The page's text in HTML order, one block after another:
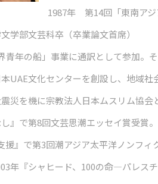
1987年 第14回「東南アジ
学部文芸科卒（卒業論文首席）
年の船」事業に通訳として参加。
UAE文化センターを創設し、地域社
災を機に宗教法人日本ムスリム協会
』で第8回文芸思潮エッセイ賞受賞
』 で第3回潮アジア太平洋ノンフ
年 『シャヒード、100の命―パレス